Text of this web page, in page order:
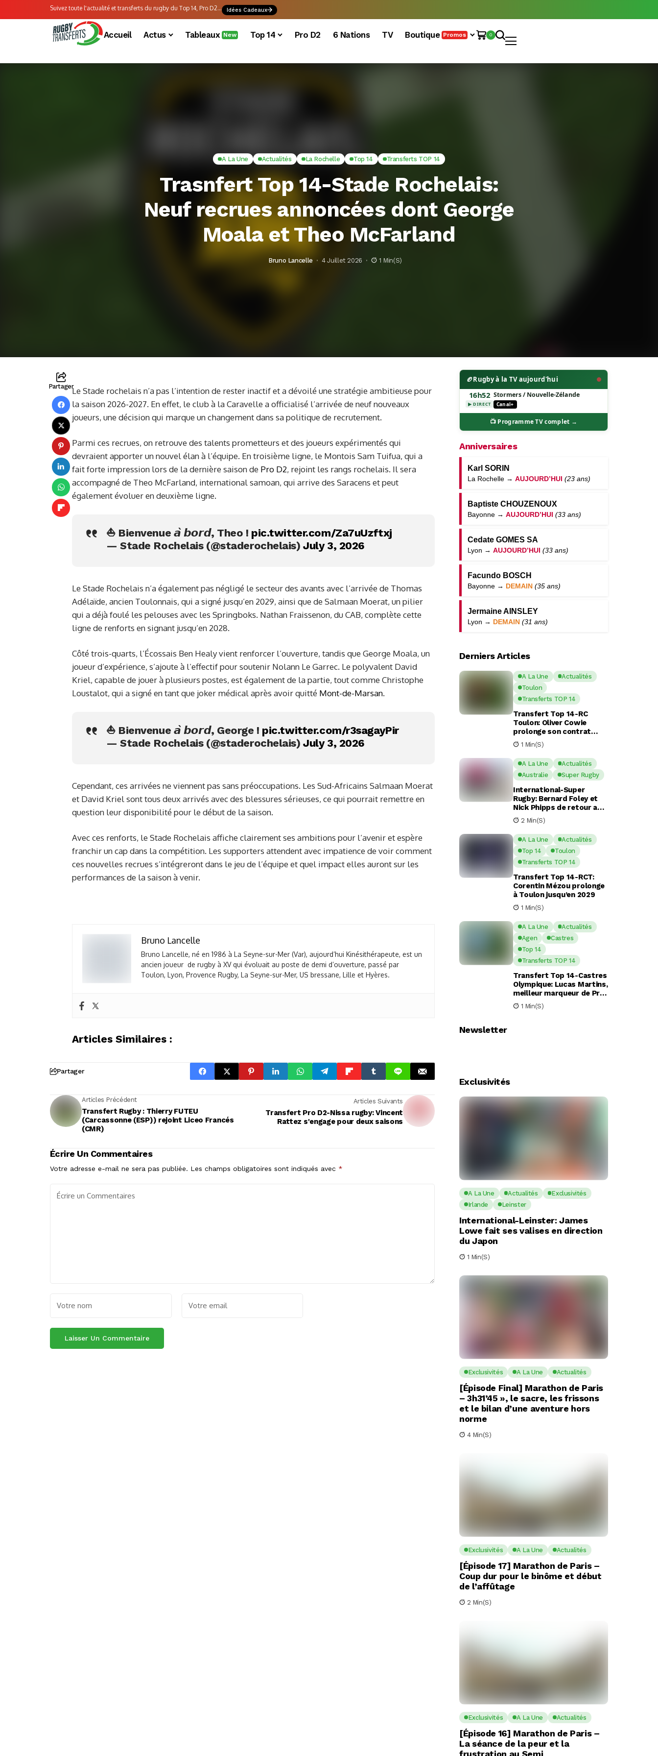
Suivez toute l'actualité et transferts du rugby du Top 14, Pro D2... Idées Cadeaux
Accueil Actus Tableaux New Top 14 Pro D2 6 Nations TV Boutique Promos 0
A La Une Actualités La Rochelle Top 14 Transferts TOP 14
Trasnfert Top 14-Stade Rochelais:
Neuf recrues annoncées dont George
Moala et Theo McFarland
Bruno Lancelle 4 Juillet 2026 1 Min(s)
PartagerLe Stade rochelais n’a pas l’intention de rester inactif et a dévoilé une stratégie ambitieuse pour
la saison 2026-2027. En effet, le club à la Caravelle a officialisé l’arrivée de neuf nouveaux
joueurs, une décision qui marque un changement dans sa politique de recrutement.
Parmi ces recrues, on retrouve des talents prometteurs et des joueurs expérimentés qui
devraient apporter un nouvel élan à l’équipe. En troisième ligne, le Montois Sam Tuifua, qui a
fait forte impression lors de la dernière saison de Pro D2, rejoint les rangs rochelais. Il sera
accompagné de Theo McFarland, international samoan, qui arrive des Saracens et peut
également évoluer en deuxième ligne.
⛵️ Bienvenue 𝙖̀ 𝙗𝙤𝙧𝙙, Theo ! pic.twitter.com/Za7uUzftxj
— Stade Rochelais (@staderochelais)July 3, 2026
Le Stade Rochelais n’a également pas négligé le secteur des avants avec l’arrivée de Thomas
Adélaïde, ancien Toulonnais, qui a signé jusqu’en 2029, ainsi que de Salmaan Moerat, un pilier
qui a déjà foulé les pelouses avec les Springboks. Nathan Fraissenon, du CAB, complète cette
ligne de renforts en signant jusqu’en 2028.
Côté trois-quarts, l’Écossais Ben Healy vient renforcer l’ouverture, tandis que George Moala, un
joueur d’expérience, s’ajoute à l’effectif pour soutenir Nolann Le Garrec. Le polyvalent David
Kriel, capable de jouer à plusieurs postes, est également de la partie, tout comme Christophe
Loustalot, qui a signé en tant que joker médical après avoir quitté Mont-de-Marsan.
⛵️ Bienvenue 𝙖̀ 𝙗𝙤𝙧𝙙, George ! pic.twitter.com/r3sagayPir
— Stade Rochelais (@staderochelais)July 3, 2026
Cependant, ces arrivées ne viennent pas sans préoccupations. Les Sud-Africains Salmaan Moerat
et David Kriel sont tous deux arrivés avec des blessures sérieuses, ce qui pourrait remettre en
question leur disponibilité pour le début de la saison.
Avec ces renforts, le Stade Rochelais affiche clairement ses ambitions pour l’avenir et espère
franchir un cap dans la compétition. Les supporters attendent avec impatience de voir comment
ces nouvelles recrues s’intégreront dans le jeu de l’équipe et quel impact elles auront sur les
performances de la saison à venir.
Bruno Lancelle
Bruno Lancelle, né en 1986 à La Seyne-sur-Mer (Var), aujourd’hui Kinésithérapeute, est un
ancien joueur de rugby à XV qui évoluait au poste de demi d’ouverture, passé par
Toulon, Lyon, Provence Rugby, La Seyne-sur-Mer, US bressane, Lille et Hyères.
Articles Similaires :
Partager
Articles Précédent
Transfert Rugby : Thierry FUTEU
(Carcassonne (ESP)) rejoint Liceo Francés
(CMR)
Articles Suivants
Transfert Pro D2-Nissa rugby: Vincent
Rattez s'engage pour deux saisons
Écrire Un Commentaires
Votre adresse e-mail ne sera pas publiée. Les champs obligatoires sont indiqués avec *
🏉Rugby à la TV aujourd'hui
16h52
▶ DIRECT
Stormers / Nouvelle-Zélande
Canal+
📺 Programme TV complet →
Anniversaires
Karl SORIN
La Rochelle → AUJOURD’HUI (23 ans)
Baptiste CHOUZENOUX
Bayonne → AUJOURD’HUI (33 ans)
Cedate GOMES SA
Lyon → AUJOURD’HUI (33 ans)
Facundo BOSCH
Bayonne → DEMAIN (35 ans)
Jermaine AINSLEY
Lyon → DEMAIN (31 ans)
Derniers Articles
A La Une
Actualités
Toulon
Transferts TOP 14
Transfert Top 14-RC
Toulon: Oliver Cowie
prolonge son contrat
avec le RCT jusqu’en 2029
1 Min(s)
A La Une
Actualités
Australie
Super Rugby
International-Super
Rugby: Bernard Foley et
Nick Phipps de retour aux
Waratahs
2 Min(s)
A La Une
Actualités
Top 14
Toulon
Transferts TOP 14
Transfert Top 14-RCT:
Corentin Mézou prolonge
à Toulon jusqu’en 2029
1 Min(s)
A La Une
Actualités
Agen
Castres
Top 14
Transferts TOP 14
Transfert Top 14-Castres
Olympique: Lucas Martins,
meilleur marqueur de Pro
D2, en route pour Castres
?
1 Min(s)
Newsletter
Exclusivités
A La Une Actualités
Exclusivités
Irlande
Leinster
International-Leinster: James
Lowe fait ses valises en direction
du Japon
1 Min(s)
Exclusivités A La Une Actualités
[Épisode Final] Marathon de Paris
– 3h31’45 », le sacre, les frissons
et le bilan d’une aventure hors
norme
4 Min(s)
Exclusivités A La Une Actualités
[Épisode 17] Marathon de Paris –
Coup dur pour le binôme et début
de l’affûtage
2 Min(s)
Exclusivités A La Une Actualités
[Épisode 16] Marathon de Paris –
La séance de la peur et la
frustration au Semi